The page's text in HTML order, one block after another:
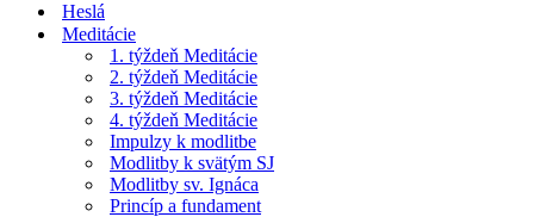
Heslá
Meditácie
1. týždeň Meditácie
2. týždeň Meditácie
3. týždeň Meditácie
4. týždeň Meditácie
Impulzy k modlitbe
Modlitby k svätým SJ
Modlitby sv. Ignáca
Princíp a fundament